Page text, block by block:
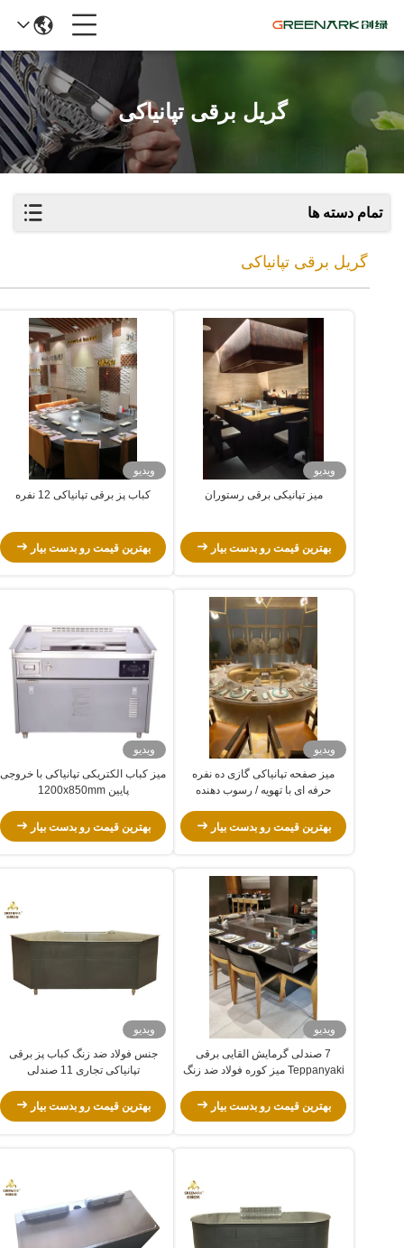
گریل برقی تپانیاکی
تمام دسته ها
گریل برقی تپانیاکی
ویدیو
میز تپانیکی برقی رستوران
بهترین قیمت رو بدست بیار
ویدیو
کباب پز برقی تپانیاکی 12 نفره
بهترین قیمت رو بدست بیار
ویدیو
میز صفحه تپانیاکی گازی ده نفره
حرفه ای با تهویه / رسوب دهنده
بهترین قیمت رو بدست بیار
ویدیو
میز کباب الکتریکی تپانیاکی با خروجی
پایین 1200x850mm
بهترین قیمت رو بدست بیار
ویدیو
7 صندلی گرمایش القایی برقی
Teppanyaki میز کوره فولاد ضد زنگ
بهترین قیمت رو بدست بیار
ویدیو
جنس فولاد ضد زنگ کباب پز برقی
تپانیاکی تجاری 11 صندلی
بهترین قیمت رو بدست بیار